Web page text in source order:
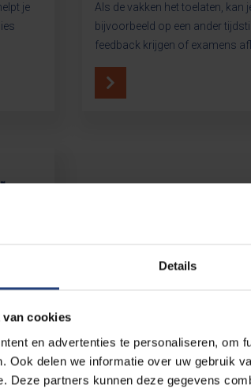
Details
van cookies
en advertenties te personaliseren, om
Ook delen we informatie over uw gebruik
Deze partners kunnen deze gegevens
je
Als de vakken het toelaten, kan
bijvoorbeeld op een ander
feedback krijgen of examens